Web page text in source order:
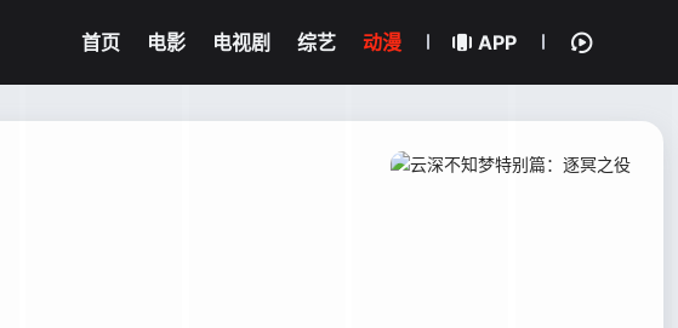
首页 电影 电视剧 综艺 动漫 APP